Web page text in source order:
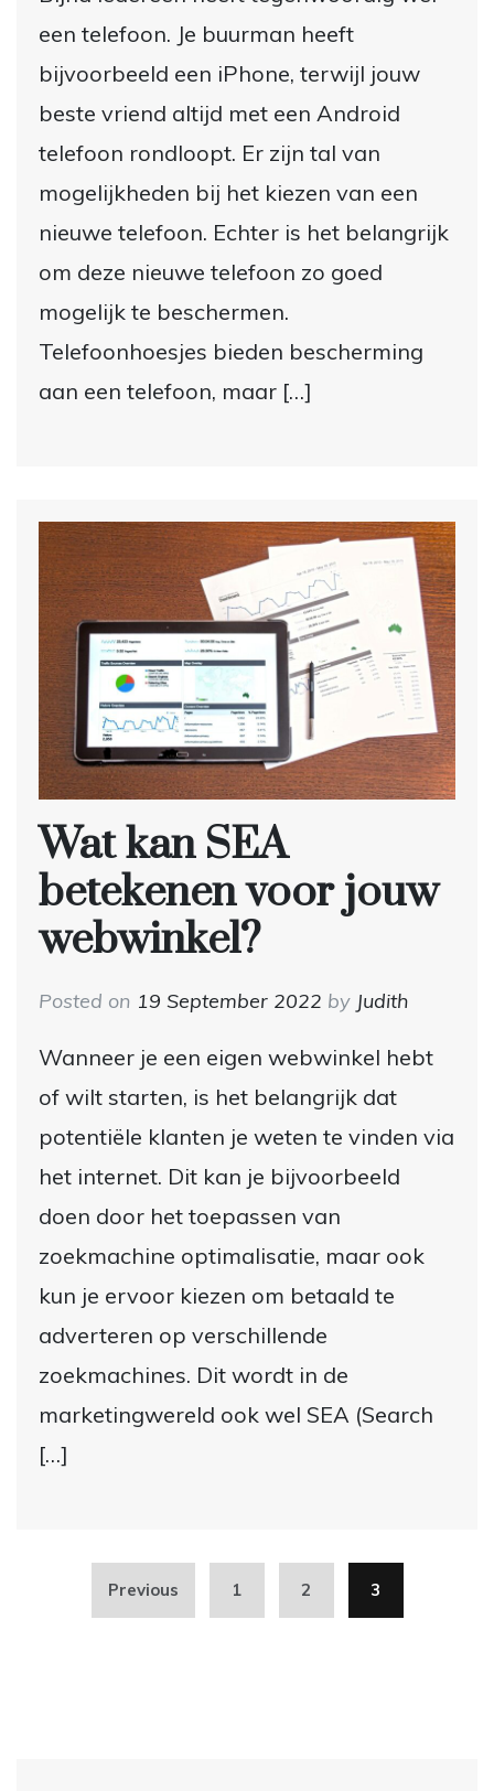
een telefoon. Je buurman heeft
bijvoorbeeld een iPhone, terwijl jouw
beste vriend altijd met een Android
telefoon rondloopt. Er zijn tal van
mogelijkheden bij het kiezen van een
nieuwe telefoon. Echter is het belangrijk
om deze nieuwe telefoon zo goed
mogelijk te beschermen.
Telefoonhoesjes bieden bescherming
aan een telefoon, maar […]
Wat kan SEA
betekenen voor jouw
webwinkel?
Posted on 19 September 2022 by Judith
Wanneer je een eigen webwinkel hebt
of wilt starten, is het belangrijk dat
potentiële klanten je weten te vinden via
het internet. Dit kan je bijvoorbeeld
doen door het toepassen van
zoekmachine optimalisatie, maar ook
kun je ervoor kiezen om betaald te
adverteren op verschillende
zoekmachines. Dit wordt in de
marketingwereld ook wel SEA (Search
[…]
pagination
Previous 1 2 3